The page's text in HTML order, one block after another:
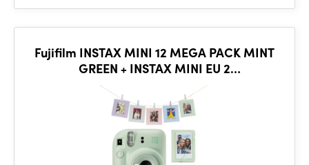
Fujifilm INSTAX MINI 12 MEGA PACK MINT
GREEN + INSTAX MINI EU 2
GLOSSY(10X2/PK)